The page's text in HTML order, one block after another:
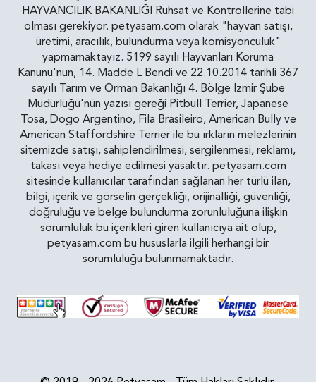
HAYVANCILIK BAKANLIĞI Ruhsat ve Kontrollerine tabi
olması gerekiyor. petyasam.com olarak "hayvan satışı,
üretimi, aracılık, bulundurma veya komisyonculuk"
yapmamaktayız. 5199 sayılı Hayvanları Koruma
Kanunu'nun, 14. Madde L Bendi ve 22.10.2014 tarihli 367
sayılı Tarım ve Orman Bakanlığı 4. Bölge İzmir Şube
Müdürlüğü'nün yazısı gereği Pitbull Terrier, Japanese
Tosa, Dogo Argentino, Fila Brasileiro, American Bully ve
American Staffordshire Terrier ile bu ırkların melezlerinin
sitemizde satışı, sahiplendirilmesi, sergilenmesi, reklamı,
takası veya hediye edilmesi yasaktır. petyasam.com
sitesinde kullanıcılar tarafından sağlanan her türlü ilan,
bilgi, içerik ve görselin gerçekliği, orijinalliği, güvenliği,
doğruluğu ve belge bulundurma zorunluluğuna ilişkin
sorumluluk bu içerikleri giren kullanıcıya ait olup,
petyasam.com bu hususlarla ilgili herhangi bir
sorumluluğu bulunmamaktadır.